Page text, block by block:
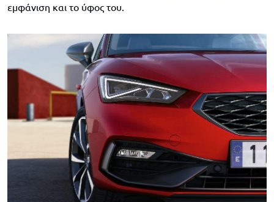
εμφάνιση και το ύφος του.